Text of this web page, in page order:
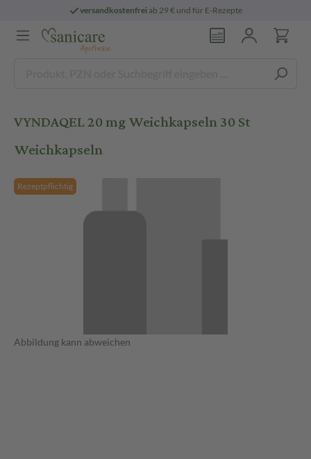
versandkostenfreiab 29 € und für E-Rezepte
VYNDAQEL 20 mg Weichkapseln 30 St
Weichkapseln
Rezeptpflichtig
Abbildung kann abweichen